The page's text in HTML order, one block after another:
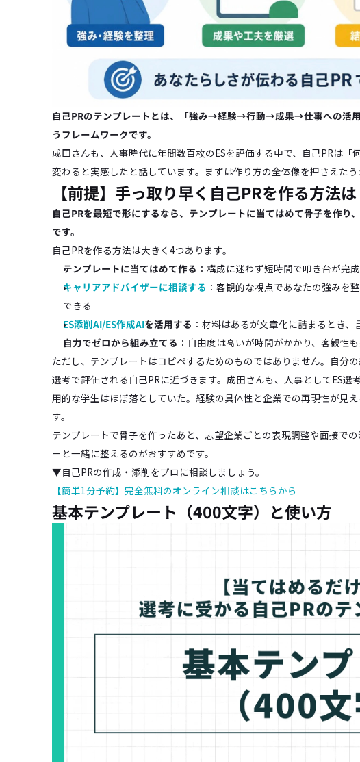
自己PRのテンプレートとは、「強み→経験→行動→成果→仕事への活
うフレームワークです。
成田さんも、人事時代に年間数百枚のESを評価する中で、自己PRは
変わると実感したと話しています。まずは作り方の全体像を押さえたう
【前提】手っ取り早く自己PRを作る方法は
自己PRを最短で形にするなら、テンプレートに当てはめて骨子を作り
です。
自己PRを作る方法は大きく4つあります。
テンプレートに当てはめて作る ：構成に迷わず短時間で叩き台が完
キャリアアドバイザーに相談する ：客観的な視点であなたの強みを
できる
ES添削AI/ES作成AIを活用する ：材料はあるが文章化に詰まるとき
自力でゼロから組み立てる ：自由度は高いが時間がかかり、客観性
ただし、テンプレートはコピペするためのものではありません。自分
選考で評価される自己PRに近づきます。成田さんも、人事としてES
用的な学生はほぼ落としていた。経験の具体性と企業での再現性が見
す。
テンプレートで骨子を作ったあと、志望企業ごとの表現調整や面接で
ーと一緒に整えるのがおすすめです。
▼自己PRの作成・添削をプロに相談しましょう。
【簡単1分予約】完全無料のオンライン相談はこちらから
基本テンプレート（400文字）と使い方